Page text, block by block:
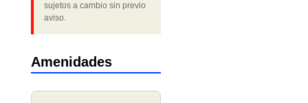
sujetos a cambio sin previo
aviso.
Amenidades